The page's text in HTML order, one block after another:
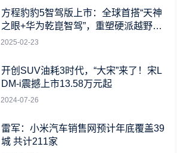
方程豹豹5智驾版上市：全球首搭“天神
之眼+华为乾崑智驾”，重塑硬派越野新
标杆
2025-02-23
开创SUV油耗3时代，“大宋”来了！宋L
DM-i震撼上市13.58万元起
2024-07-26
雷军：小米汽车销售网预计年底覆盖39
城 共计211家